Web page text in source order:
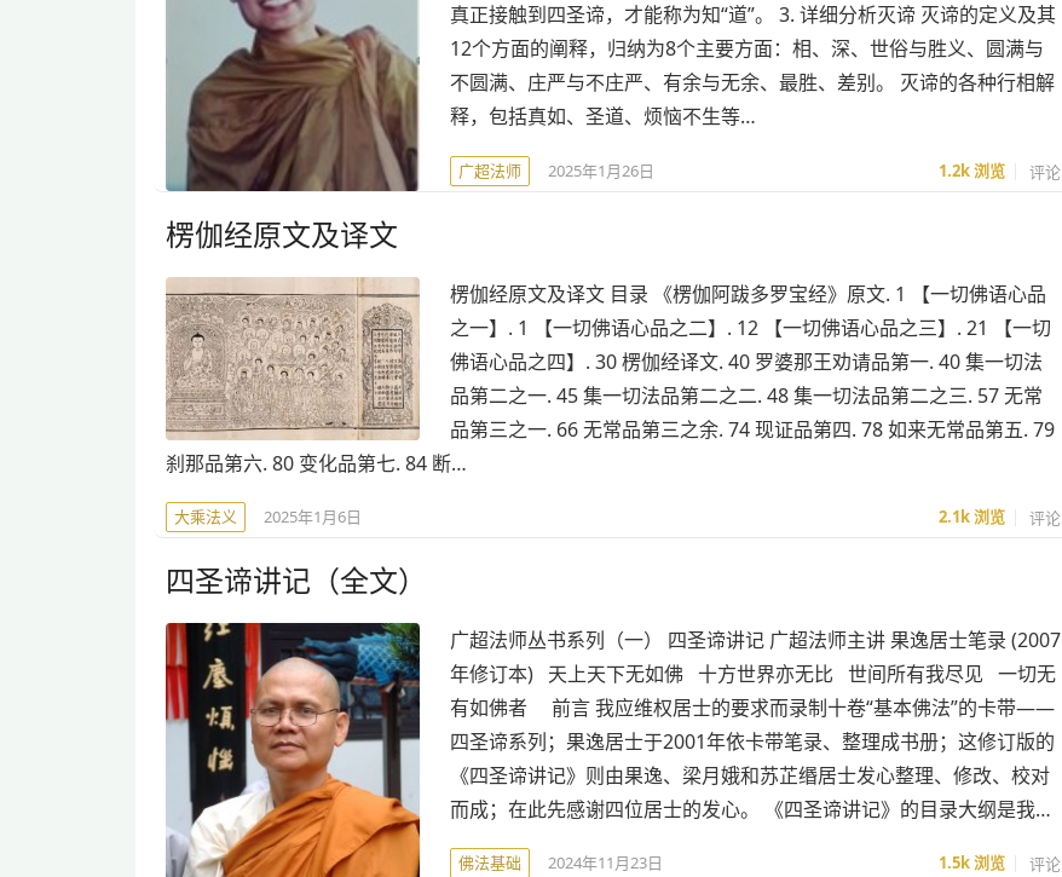
真正接触到四圣谛，才能称为知“道”。 3. 详细分析灭谛 灭谛的定义及其
12个方面的阐释，归纳为8个主要方面：相、深、世俗与胜义、圆满与
不圆满、庄严与不庄严、有余与无余、最胜、差别。 灭谛的各种行相解
释，包括真如、圣道、烦恼不生等…
广超法师 2025年1月26日 1.2k浏览 评论
楞伽经原文及译文
楞伽经原文及译文 目录 《楞伽阿跋多罗宝经》原文. 1 【一切佛语心品
之一】. 1 【一切佛语心品之二】. 12 【一切佛语心品之三】. 21 【一切
佛语心品之四】. 30 楞伽经译文. 40 罗婆那王劝请品第一. 40 集一切法
品第二之一. 45 集一切法品第二之二. 48 集一切法品第二之三. 57 无常
品第三之一. 66 无常品第三之余. 74 现证品第四. 78 如来无常品第五. 79
刹那品第六. 80 变化品第七. 84 断…
大乘法义 2025年1月6日 2.1k浏览 评论
四圣谛讲记（全文）
广超法师丛书系列（一） 四圣谛讲记 广超法师主讲 果逸居士笔录 (2007
年修订本) 天上天下无如佛 十方世界亦无比 世间所有我尽见 一切无
有如佛者 前言 我应维权居士的要求而录制十卷“基本佛法”的卡带——
四圣谛系列；果逸居士于2001年依卡带笔录、整理成书册；这修订版的
《四圣谛讲记》则由果逸、梁月娥和苏芷缗居士发心整理、修改、校对
而成；在此先感谢四位居士的发心。 《四圣谛讲记》的目录大纲是我…
佛法基础 2024年11月23日 1.5k浏览 评论